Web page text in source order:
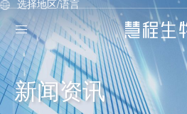
选择地区/语言
新闻资讯